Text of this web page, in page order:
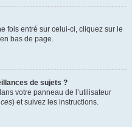
fois entré sur celui-ci, cliquez sur le
bas de page.
de sujets ?
votre panneau de l’utilisateur
) et suivez les instructions.